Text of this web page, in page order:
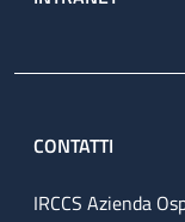
CONTATTI
IRCCS Azienda